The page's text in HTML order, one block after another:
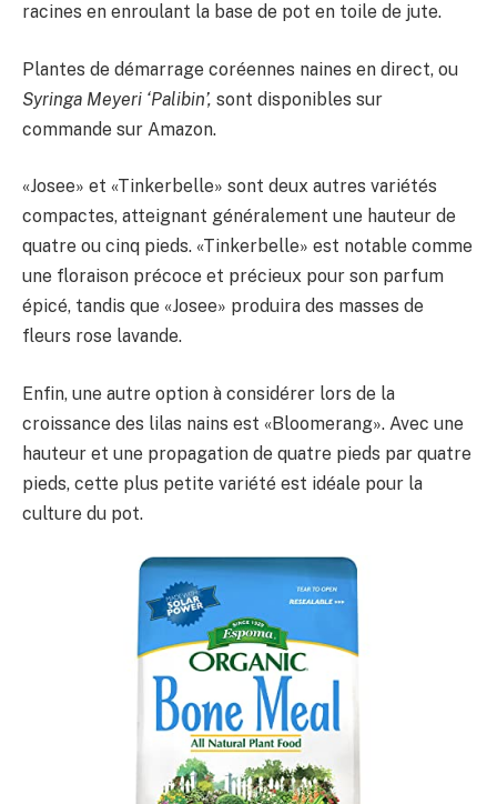
racines en enroulant la base de pot en toile de jute.
Plantes de démarrage coréennes naines en direct, ou
Syringa Meyeri ‘Palibin’, sont disponibles sur
commande sur Amazon.
«Josee» et «Tinkerbelle» sont deux autres variétés
compactes, atteignant généralement une hauteur de
quatre ou cinq pieds. «Tinkerbelle» est notable comme
une floraison précoce et précieux pour son parfum
épicé, tandis que «Josee» produira des masses de
fleurs rose lavande.
Enfin, une autre option à considérer lors de la
croissance des lilas nains est «Bloomerang». Avec une
hauteur et une propagation de quatre pieds par quatre
pieds, cette plus petite variété est idéale pour la
culture du pot.